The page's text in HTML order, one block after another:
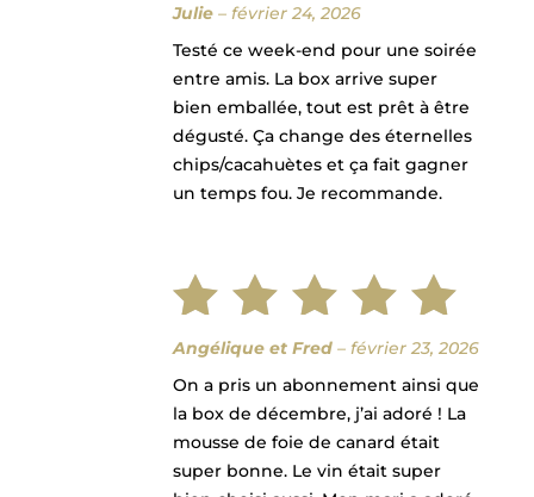
Note5
sur 5
Julie – février 24, 2026
Testé ce week-end pour une soirée
entre amis. La box arrive super
bien emballée, tout est prêt à être
dégusté. Ça change des éternelles
chips/cacahuètes et ça fait gagner
un temps fou. Je recommande.
Note5
sur 5
Angélique et Fred – février 23, 2026
On a pris un abonnement ainsi que
la box de décembre, j’ai adoré ! La
mousse de foie de canard était
super bonne. Le vin était super